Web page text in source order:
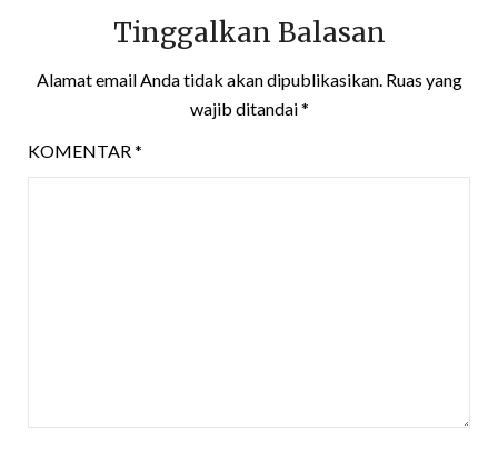
Tinggalkan Balasan
Alamat email Anda tidak akan dipublikasikan. Ruas yang
wajib ditandai*
KOMENTAR*